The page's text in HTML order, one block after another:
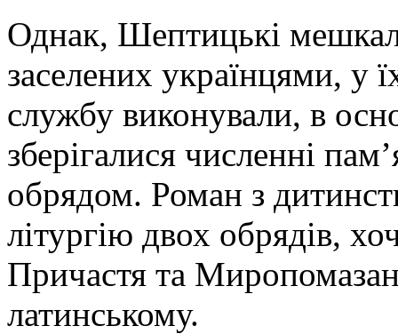
Однак, Шептицькі
заселених українцями, у
службу виконували, в
зберігалися численні
обрядом. Роман з
літургію двох обрядів,
Причастя та
латинському.